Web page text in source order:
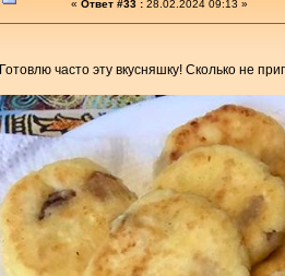
« Ответ #33 : 28.02.2024 09:13 »
Готовлю часто эту вкусняшку! Сколько не